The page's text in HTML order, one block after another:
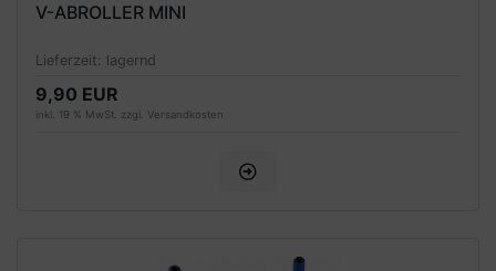
V-ABROLLER MINI
Lieferzeit: lagernd
9,90 EUR
inkl. 19 % MwSt. zzgl. Versandkosten